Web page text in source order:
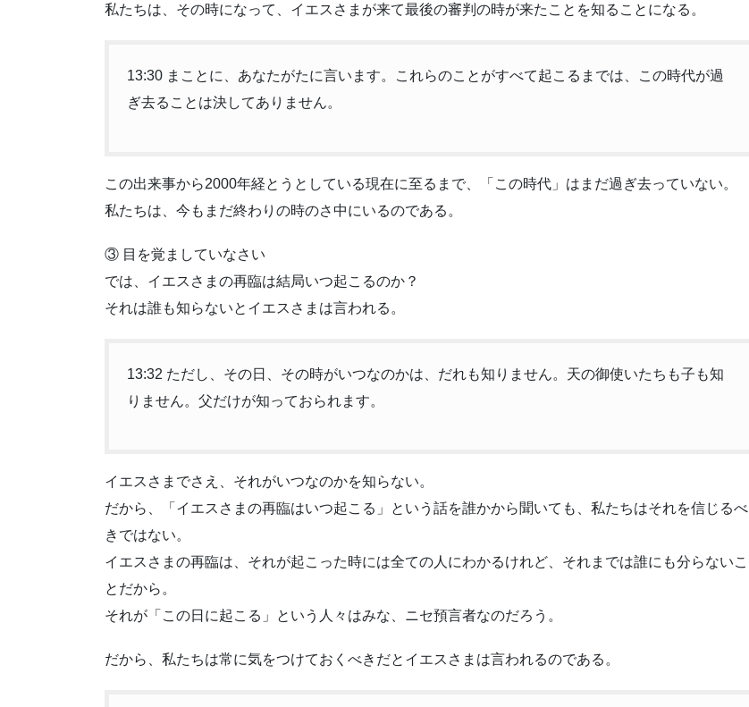
私たちは、その時になって、イエスさまが来て最後の審判の時が来たことを知ることになる。
13:30 まことに、あなたがたに言います。これらのことがすべて起こるまでは、この時代が過
ぎ去ることは決してありません。
この出来事から2000年経とうとしている現在に至るまで、「この時代」はまだ過ぎ去っていない。
私たちは、今もまだ終わりの時のさ中にいるのである。
③ 目を覚ましていなさい
では、イエスさまの再臨は結局いつ起こるのか？
それは誰も知らないとイエスさまは言われる。
13:32 ただし、その日、その時がいつなのかは、だれも知りません。天の御使いたちも子も知
りません。父だけが知っておられます。
イエスさまでさえ、それがいつなのかを知らない。
だから、「イエスさまの再臨はいつ起こる」という話を誰かから聞いても、私たちはそれを信じるべ
きではない。
イエスさまの再臨は、それが起こった時には全ての人にわかるけれど、それまでは誰にも分らないこ
とだから。
それが「この日に起こる」という人々はみな、ニセ預言者なのだろう。
だから、私たちは常に気をつけておくべきだとイエスさまは言われるのである。